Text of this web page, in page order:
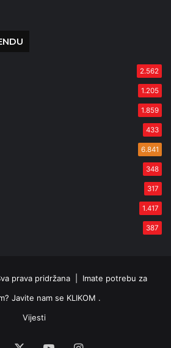
2.562
1.205
1.859
433
6.841
348
317
1.417
387
prava pridržana | Imate potrebu za
Javite nam se KLIKOM .
Vijesti